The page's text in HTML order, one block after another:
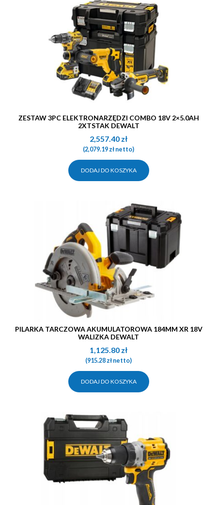
ZESTAW 3PC ELEKTRONARZĘDZI COMBO 18V 2×5.0AH
2XTSTAK DEWALT
2,557.40 zł
(2,079.19złnetto)
DODAJ DO KOSZYKA
PILARKA TARCZOWA AKUMULATOROWA 184MM XR 18V
WALIZKA DEWALT
1,125.80 zł
(915.28złnetto)
DODAJ DO KOSZYKA